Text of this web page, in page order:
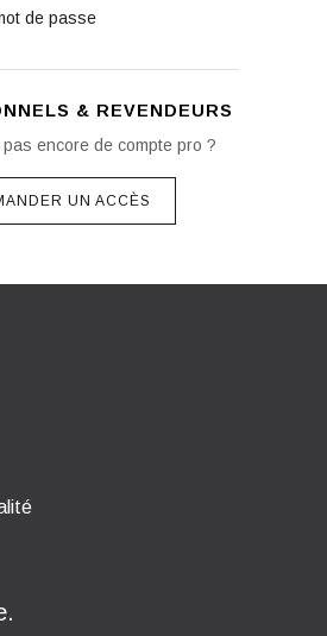
de passe
& REVENDEURS
encore de compte pro ?
UN ACCÈS